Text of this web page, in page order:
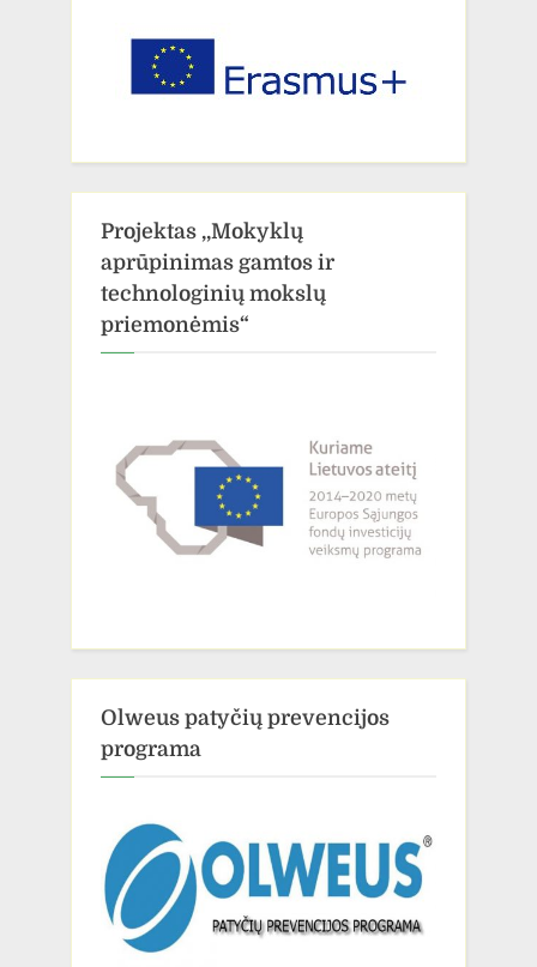
Projektas ,,Mokyklų
aprūpinimas gamtos ir
technologinių mokslų
priemonėmis“
Olweus patyčių prevencijos
programa